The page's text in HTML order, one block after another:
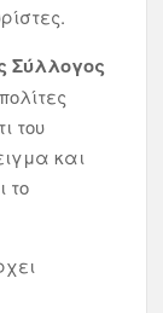
Σύλλογος
του
και
το